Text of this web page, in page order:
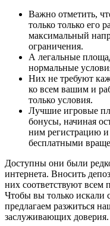
Важно отметить,
только только его
максимальный
ограничения.
А легальные
нормальные
Них не требуют
ко всем вашим и
только условия.
Лучшие игровые
бонусы, начиная
ним регистрацию
бесплатными
Доступны они были
интернета. Вносить
них соответствуют
Чтобы вы только искали
предлагаем разжиться
заслуживающих доверия.